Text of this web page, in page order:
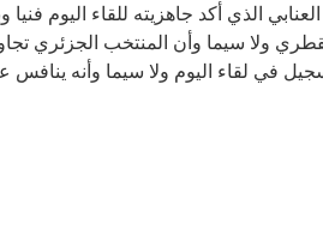
الذي أكد جاهزيته للقاء اليوم
ولا سيما وأن المنتخب الجزئري